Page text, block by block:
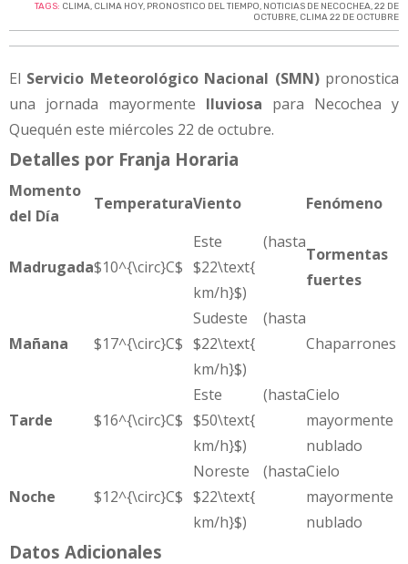
TAGS: CLIMA, CLIMA HOY, PRONOSTICO DEL TIEMPO, NOTICIAS DE NECOCHEA,22 DE
OCTUBRE, CLIMA 22 DE OCTUBRE
El Servicio Meteorológico Nacional (SMN)pronostica
una jornada mayormente lluviosa para Necochea y
Quequén este miércoles 22 de octubre.
Detalles por Franja Horaria
Momento
del Día
TemperaturaViento Fenómeno
Madrugada$10^{\circ}C$
Este (hasta
$22\text{
km/h}$)
Tormentas
fuertes
Mañana $17^{\circ}C$
Sudeste (hasta
$22\text{
km/h}$)
Chaparrones
Tarde $16^{\circ}C$
Este (hasta
$50\text{
km/h}$)
Cielo
mayormente
nublado
Noche $12^{\circ}C$
Noreste (hasta
$22\text{
km/h}$)
Cielo
mayormente
nublado
Datos Adicionales